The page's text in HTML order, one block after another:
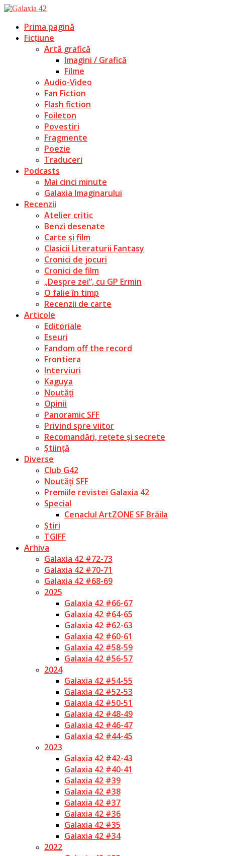
Prima pagină
Ficțiune
Artă grafică
Imagini / Grafică
Filme
Audio-Video
Fan Fiction
Flash fiction
Foileton
Povestiri
Fragmente
Poezie
Traduceri
Podcasts
Mai cinci minute
Galaxia Imaginarului
Recenzii
Atelier critic
Benzi desenate
Carte și film
Clasicii Literaturii Fantasy
Cronici de jocuri
Cronici de film
„Despre zei”, cu GP Ermin
O falie în timp
Recenzii de carte
Articole
Editoriale
Eseuri
Fandom off the record
Frontiera
Interviuri
Kaguya
Noutăți
Opinii
Panoramic SFF
Privind spre viitor
Recomandări, rețete și secrete
Știință
Diverse
Club G42
Noutăți SFF
Premiile revistei Galaxia 42
Special
Cenaclul ArtZONE SF Brăila
Știri
TGIFF
Arhiva
Galaxia 42 #72-73
Galaxia 42 #70-71
Galaxia 42 #68-69
2025
Galaxia 42 #66-67
Galaxia 42 #64-65
Galaxia 42 #62-63
Galaxia 42 #60-61
Galaxia 42 #58-59
Galaxia 42 #56-57
2024
Galaxia 42 #54-55
Galaxia 42 #52-53
Galaxia 42 #50-51
Galaxia 42 #48-49
Galaxia 42 #46-47
Galaxia 42 #44-45
2023
Galaxia 42 #42-43
Galaxia 42 #40-41
Galaxia 42 #39
Galaxia 42 #38
Galaxia 42 #37
Galaxia 42 #36
Galaxia 42 #35
Galaxia 42 #34
2022